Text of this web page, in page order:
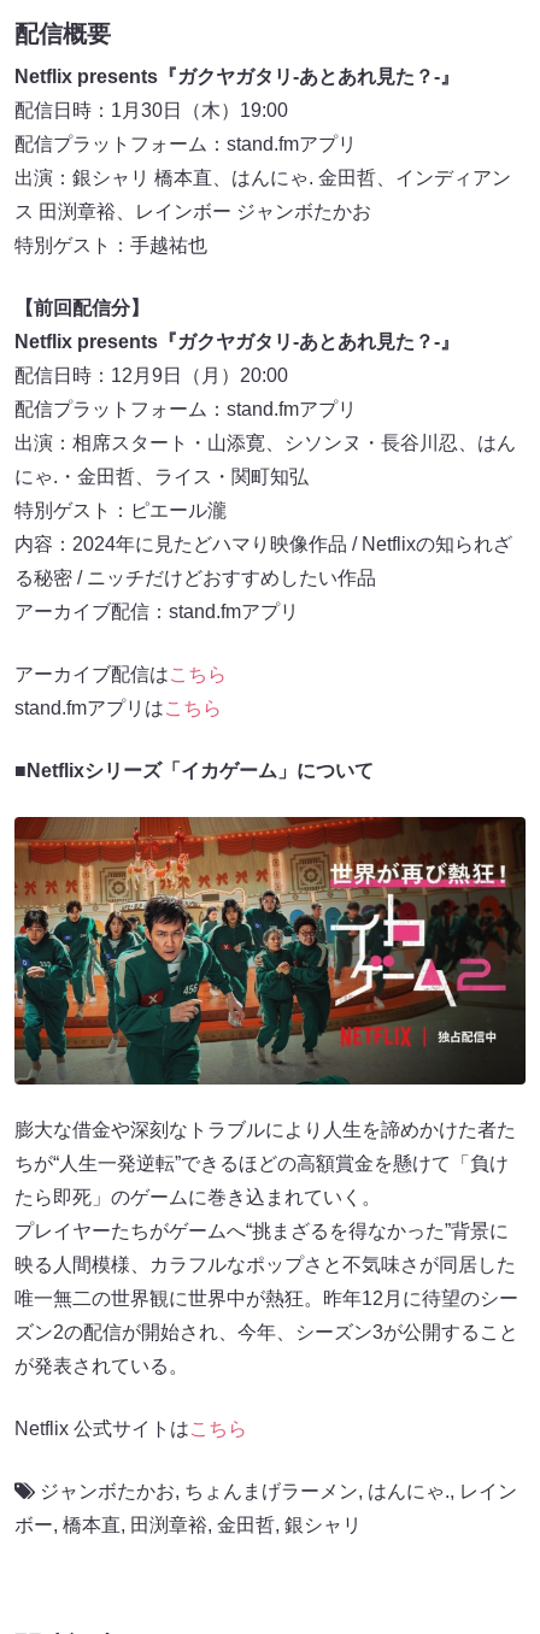
配信概要
Netflix presents『ガクヤガタリ-あとあれ見た？-』
配信日時：1月30日（木）19:00
配信プラットフォーム：stand.fmアプリ
出演：銀シャリ 橋本直、はんにゃ. 金田哲、インディアン
ス 田渕章裕、レインボー ジャンボたかお
特別ゲスト：手越祐也
【前回配信分】
Netflix presents『ガクヤガタリ-あとあれ見た？-』
配信日時：12月9日（月）20:00
配信プラットフォーム：stand.fmアプリ
出演：相席スタート・山添寛、シソンヌ・長谷川忍、はん
にゃ.・金田哲、ライス・関町知弘
特別ゲスト：ピエール瀧
内容：2024年に見たどハマり映像作品 / Netflixの知られざ
る秘密 / ニッチだけどおすすめしたい作品
アーカイブ配信：stand.fmアプリ
アーカイブ配信はこちら
stand.fmアプリはこちら
■Netflixシリーズ「イカゲーム」について
膨大な借金や深刻なトラブルにより人生を諦めかけた者た
ちが“人生一発逆転”できるほどの高額賞金を懸けて「負け
たら即死」のゲームに巻き込まれていく。
プレイヤーたちがゲームへ“挑まざるを得なかった”背景に
映る人間模様、カラフルなポップさと不気味さが同居した
唯一無二の世界観に世界中が熱狂。昨年12月に待望のシー
ズン2の配信が開始され、今年、シーズン3が公開すること
が発表されている。
Netflix 公式サイトはこちら
ジャンボたかお, ちょんまげラーメン, はんにゃ., レイン
ボー, 橋本直, 田渕章裕, 金田哲, 銀シャリ